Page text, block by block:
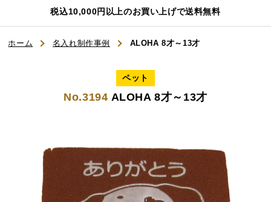
浜松文明堂について
初めてのお客様へ
よくある質問
お問い合わせ
税込10,000円以上のお買い上げで送料無料
ホーム 名入れ制作事例 ALOHA 8才～13才
ペット
No.3194 ALOHA 8才～13才